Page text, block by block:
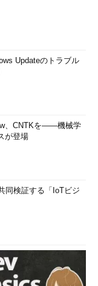
Updateのトラブル
、CNTKを――機械学
が登場
同検証する「IoTビジ